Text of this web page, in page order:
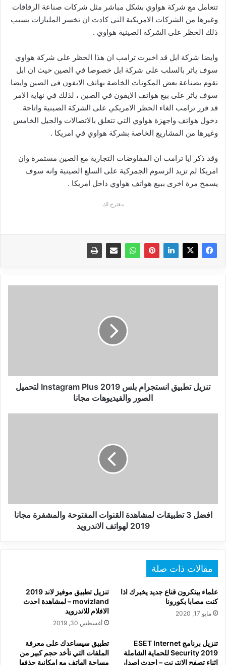
تتعامل مع شركة هواوي بشكل مباشر مثل شركات صناعة الرقاقات
وغيرها من الشركات الامريكية التي كادت ان تخسر المليارات بسبب
ذلك الحظر على الشركة الصينية هواوي .
وايضا شركة ابل قد اخبرت ترامب ان هذا الحظر على شركة هواوي
سوف ياثر بالسلب على شركة ابل خصوصا في الصين حيث ان ابل
تقوم بصناعة بعض المكونات الخاصة بهاتف الايفون في الصين وايضا
سوف ياثر على بيع هواتف الايفون في الصين ، لذلك في نهاية الامر
قد قرر ترامب الغاء الحظر الامريكي على الشركة الصينية واتاحة
دخول هواتف واجهزة هواوي التي تتعلق بالاتصالات والجيل الخامس
وغيرها من المشاريع الخاصة بشركة هواوي في امريكا .
وقد ذكر ايا ترامب ان المفاوضات التجارية مع الصين مستمرة وان
امريكا لم تزيد الرسوم الجمركية على السلع الصينية وانه سوف
يسمح مرة اخرى ببيع هواتف هواوي داخل امريكا .
مقترح لك
الصور
والفيديوهات
تنزيل تطبيق انستجرام بلس 2019 Instagram Plus لتحميل
الصور والفيديوهات مجانا
2019
لهواتف
افضل 3 تطبيقات لمشاهدة القنوات المفتوحة والمشفرة مجانا
2019 لهواتف الاندرويد
مقالات ذات صلة
علماء يبتكرون قناع جديد يخبرك اذا
كنت مصابا بكورونا
مايو 17, 2020
تنزيل تطبيق موفيز لاند 2019
movizland – لمشاهدة احدث
الافلام للاندرويد
أغسطس 30, 2019
تنزيل برنامج ESET Internet
Security 2019 للحماية الشاملة
اثناء تصفح الانترنت – احدث اصدار
تطبيق سيساعدك على معرفة
الملفات التي تأخد حجم كبير من
مساحة الهاتف مع امكانية حذفها